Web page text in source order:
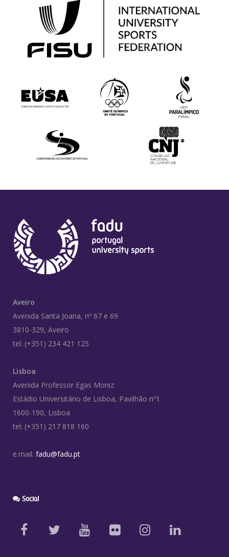
Aveiro
Avenida Santa Joana, nº 67 e 69
3810-329, Aveiro
tel: (+351) 234 421 125
Lisboa
Avenida Professor Egas Moniz
Estádio Universitário de Lisboa, Pavilhão nº1
1600-190, Lisboa
tel: (+351) 217 818 160
e.mail: fadu@fadu.pt
Social